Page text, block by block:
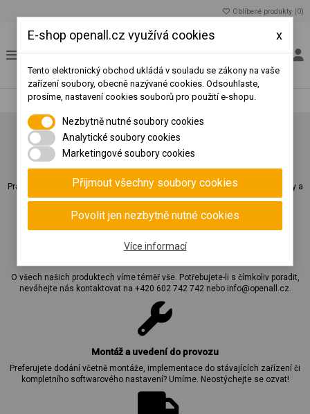
Oblíbené produkty (0)
Zákaznické ceny
Pravidelní a velkoobchodní zákazníci vidí po přihlášení své individuální ceny a
mají možnost hradit zboží platební kartou, dobírkou nebo na fakturu.
O všech našich produktech víme téměř vše. Potřebujete-li s čímkoliv poradit,
neváhejte nás kontaktovat na +420 602 742 742nebo info@openall.cz.
Montáž a uvedení do provozu
Preferujete dodání včetně montáže, implementace do stávajících zařízení či
kompletního softwarového nastavení? Umíme. Neostýchejte se ozvat!
E-shop openall.cz využívá cookies x
Tento elektronický obchod ukládá v souladu se zákony na vaše
zařízení soubory, obecně nazývané cookies. Odsouhlaste,
prosíme, nastavení cookies souborů pro použití e-shopu.
Nezbytně nutné soubory cookies
Analytické soubory cookies
Marketingové soubory cookies
Přijmout všechny soubory cookies
Povolit jen nezbytně nutné cookies
Více informací